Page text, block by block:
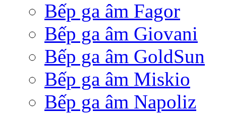
Bếp ga âm Fagor
Bếp ga âm Giovani
Bếp ga âm GoldSun
Bếp ga âm Miskio
Bếp ga âm Napoliz